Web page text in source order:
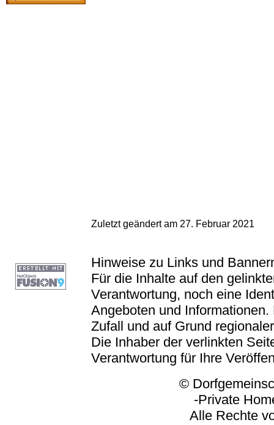
Zuletzt geändert am 27. Februar 2021
Hinweise zu Links und
Für die Inhalte auf den
Verantwortung, noch eine
Angeboten und
Zufall und auf Grund
Die Inhaber der verlinkten
Verantwortung für Ihre
© Dorfgemeinschaft
-Private
Alle Rechte